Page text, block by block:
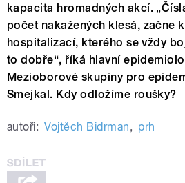
kapacita hromadných akcí.
počet nakažených klesá, začne
hospitalizací, kterého se vždy
to dobře“, říká hlavní
Mezioborové skupiny pro
Smejkal. Kdy odložíme roušky?
autoři: Vojtěch Bidrman, prh